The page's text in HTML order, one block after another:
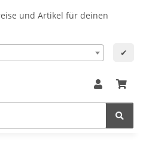
und Artikel für deinen
✔